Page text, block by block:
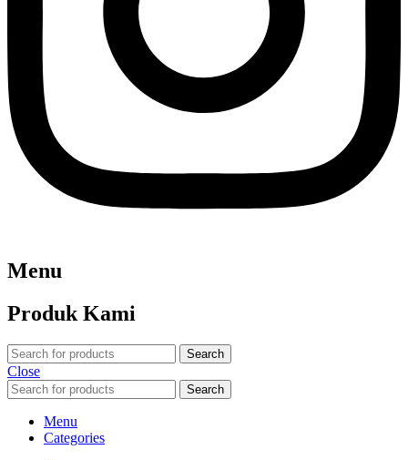
Menu
Produk Kami
Search
Close
Search
Menu
Categories